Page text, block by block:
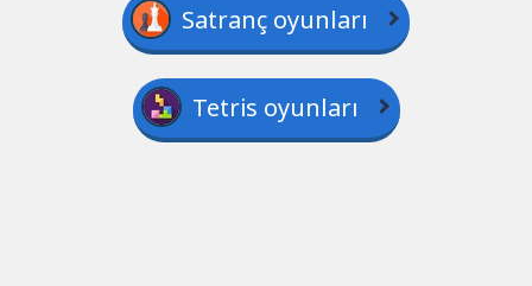
Satranç oyunları
Tetris oyunları